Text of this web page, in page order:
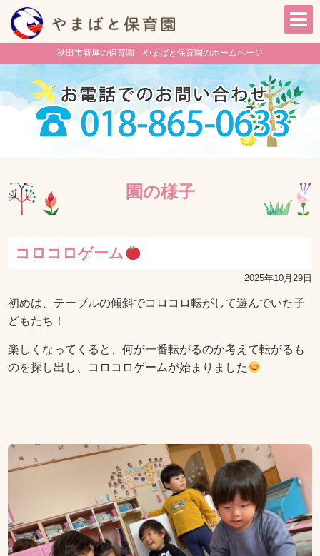
秋田市新屋の保育園 やまばと保育園のホームページ
園の様子
コロコロゲーム
2025年10月29日
初めは、テーブルの傾斜でコロコロ転がして遊んでいた子
どもたち！
楽しくなってくると、何が一番転がるのか考えて転がるも
のを探し出し、コロコロゲームが始まりました